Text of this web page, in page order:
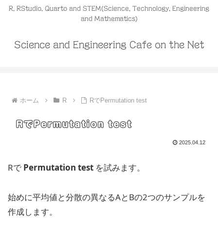
R, RStudio, Quarto and STEM(Science, Technology, Engineering
and Mathematics)
Science and Engineering Cafe on the Net
ホーム R RでPermutation test
RでPermutation test
2025.04.12
Rで Permutation test を試みます。
始めに平均値と分散の異なるAとBの2つのサンプルを
作成します。